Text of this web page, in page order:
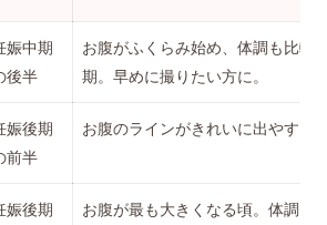
娠中期
後半
お腹がふくらみ始め、体調も比較
期。早めに撮りたい方に。
娠後期
前半
お腹のラインがきれいに出やすく
娠後期
お腹が最も大きくなる頃。体調と